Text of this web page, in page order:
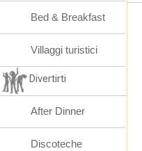
Bed & Breakfast
Villaggi turistici
Divertirti
After Dinner
Discoteche